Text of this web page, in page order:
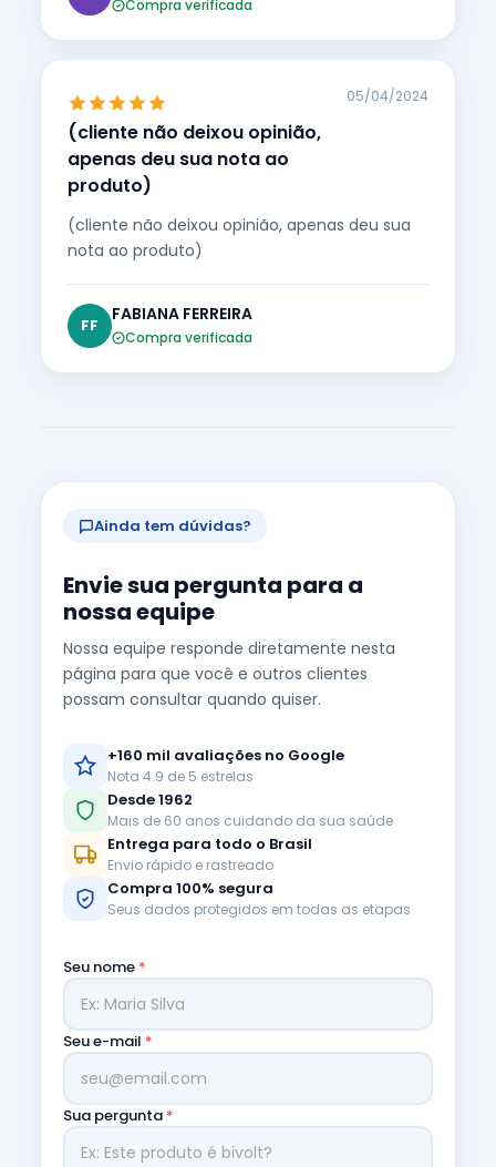
Compra verificada
(cliente não deixou opinião,
apenas deu sua nota ao
produto)
05/04/2024
(cliente não deixou opinião, apenas deu sua
nota ao produto)
FF
FABIANA FERREIRA
Compra verificada
Ainda tem dúvidas?
Envie sua pergunta para a
nossa equipe
Nossa equipe responde diretamente nesta
página para que você e outros clientes
possam consultar quando quiser.
+160 mil avaliações no Google
Nota 4.9 de 5 estrelas
Desde 1962
Mais de 60 anos cuidando da sua saúde
Entrega para todo o Brasil
Envio rápido e rastreado
Compra 100% segura
Seus dados protegidos em todas as etapas
Seu nome *
Seu e-mail *
Sua pergunta *